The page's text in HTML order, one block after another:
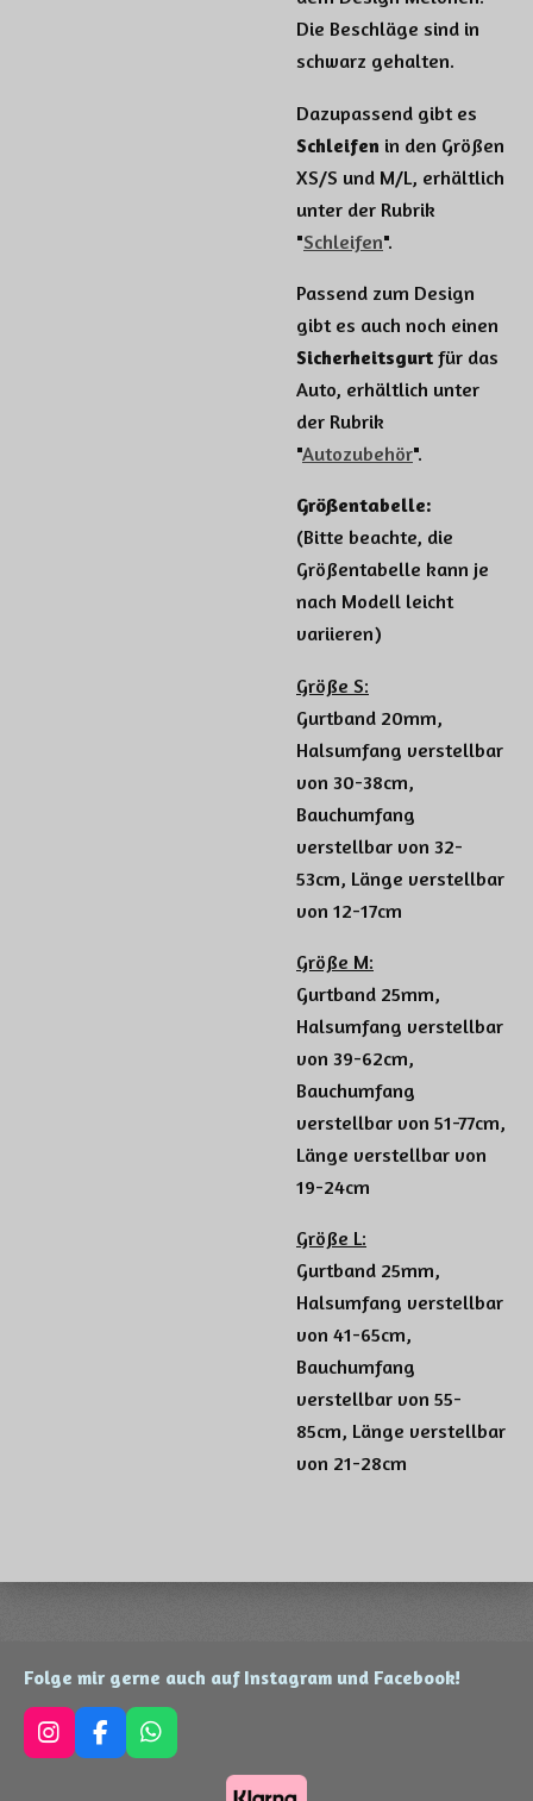
Die Beschläge sind in
schwarz gehalten.
Dazupassend gibt es
Schleifen in den Größen
XS/S und M/L, erhältlich
unter der Rubrik
"Schleifen".
Passend zum Design
gibt es auch noch einen
Sicherheitsgurt für das
Auto, erhältlich unter
der Rubrik
"Autozubehör".
Größentabelle:
(Bitte beachte, die
Größentabelle kann je
nach Modell leicht
variieren)
Größe S:
Gurtband 20mm,
Halsumfang verstellbar
von 30-38cm,
Bauchumfang
verstellbar von 32-
53cm, Länge verstellbar
von 12-17cm
Größe M:
Gurtband 25mm,
Halsumfang verstellbar
von 39-62cm,
Bauchumfang
verstellbar von 51-77cm,
Länge verstellbar von
19-24cm
Größe L:
Gurtband 25mm,
Halsumfang verstellbar
von 41-65cm,
Bauchumfang
verstellbar von 55-
85cm, Länge verstellbar
von 21-28cm
Folge mir gerne auch auf Instagram und Facebook!
I
n
F
a
W
h